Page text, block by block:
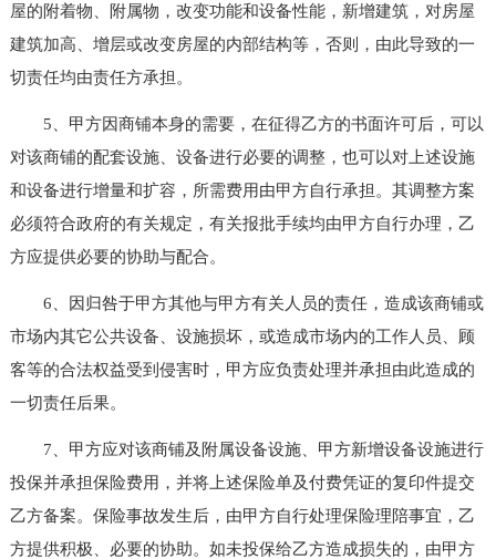
屋的附着物、附属物，改变功能和设备性能，新增建筑，对房屋
建筑加高、增层或改变房屋的内部结构等，否则，由此导致的一
切责任均由责任方承担。
5、甲方因商铺本身的需要，在征得乙方的书面许可后，可以
对该商铺的配套设施、设备进行必要的调整，也可以对上述设施
和设备进行增量和扩容，所需费用由甲方自行承担。其调整方案
必须符合政府的有关规定，有关报批手续均由甲方自行办理，乙
方应提供必要的协助与配合。
6、因归咎于甲方其他与甲方有关人员的责任，造成该商铺或
市场内其它公共设备、设施损坏，或造成市场内的工作人员、顾
客等的合法权益受到侵害时，甲方应负责处理并承担由此造成的
一切责任后果。
7、甲方应对该商铺及附属设备设施、甲方新增设备设施进行
投保并承担保险费用，并将上述保险单及付费凭证的复印件提交
乙方备案。保险事故发生后，由甲方自行处理保险理陪事宜，乙
方提供积极、必要的协助。如未投保给乙方造成损失的，由甲方